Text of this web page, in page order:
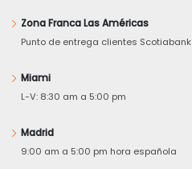
Zona Franca Las Américas
Punto de entrega clientes Scotiabank
Miami
L-V: 8:30 am a 5:00 pm
Madrid
9:00 am a 5:00 pm hora española